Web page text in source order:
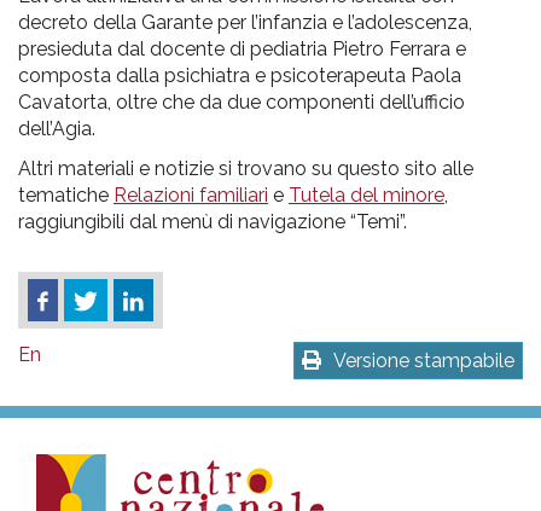
decreto della Garante per l’infanzia e l’adolescenza,
presieduta dal docente di pediatria Pietro Ferrara e
composta dalla psichiatra e psicoterapeuta Paola
Cavatorta, oltre che da due componenti dell’ufficio
dell’Agia.
Altri materiali e notizie si trovano su questo sito alle
tematiche Relazioni familiari e Tutela del minore
raggiungibili dal menù di navigazione “Temi”.
Versione stampabile
En